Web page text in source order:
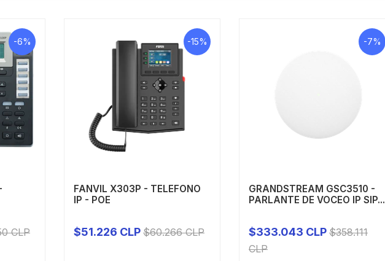
-6%
CLP
-15%
FANVIL X303P - TELEFONO
IP - POE
+
-
$51.226 CLP $60.266 CLP
-7%
GRANDSTREAM GSC3510 -
PARLANTE DE VOCEO IP SIP...
PRODUCTO A PEDIDO
$333.043 CLP $358.111
CLP